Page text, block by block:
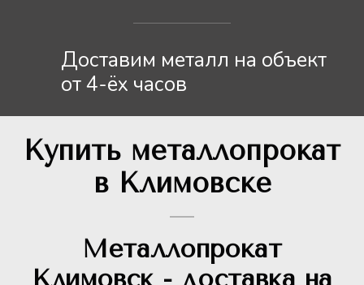
Доставим металл на объект
от 4-ёх часов
Купить металлопрокат
в Климовске
Металлопрокат
Климовск - доставка на